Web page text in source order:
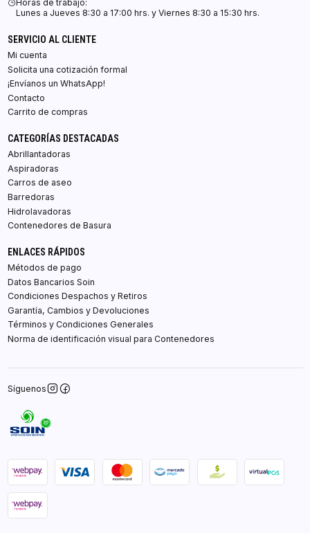
Horas de trabajo:
Lunes a Jueves 8:30 a 17:00 hrs. y Viernes 8:30 a 15:30 hrs.
SERVICIO AL CLIENTE
Mi cuenta
Solicita una cotización formal
¡Envíanos un WhatsApp!
Contacto
Carrito de compras
CATEGORÍAS DESTACADAS
Abrillantadoras
Aspiradoras
Carros de aseo
Barredoras
Hidrolavadoras
Contenedores de Basura
ENLACES RÁPIDOS
Métodos de pago
Datos Bancarios Soin
Condiciones Despachos y Retiros
Garantía, Cambios y Devoluciones
Términos y Condiciones Generales
Norma de identificación visual para Contenedores
Síguenos